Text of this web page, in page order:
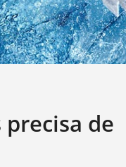
precisa de